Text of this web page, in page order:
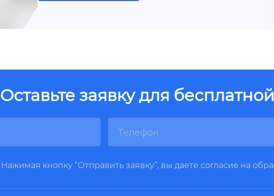
Оставьте заявку для
Нажимая кнопку “Отправить заявку”, вы даете согласие на